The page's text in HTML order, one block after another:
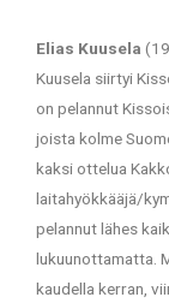
Elias Kuusela
Kuusela siirtyi
on pelannut
joista kolme
kaksi ottelua
laitahyökkääjä/
pelannut lähes
lukuunottamatta.
kaudella kerran,